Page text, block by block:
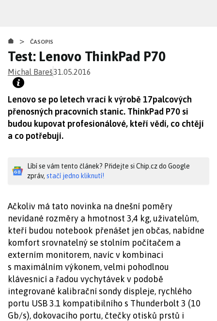
obsahu
> ČASOPIS
Test: Lenovo ThinkPad P70
Michal Bareš31.05.2016
Lenovo se po letech vrací k výrobě 17palcových
přenosných pracovních stanic. ThinkPad P70 si
budou kupovat profesionálové, kteří vědí, co chtějí
a co potřebují.
Líbí se vám tento článek? Přidejte si Chip.cz do Google
zpráv, stačí jedno kliknutí!
Ačkoliv má tato novinka na dnešní poměry
nevídané rozměry a hmotnost 3,4 kg, uživatelům,
kteří budou notebook přenášet jen občas, nabídne
komfort srovnatelný se stolním počítačem a
externím monitorem, navíc v kombinaci
s maximálním výkonem, velmi pohodlnou
klávesnicí a řadou vychytávek v podobě
integrované kalibrační sondy displeje, rychlého
portu USB 3.1 kompatibilního s Thunderbolt 3 (10
Gb/s), dokovacího portu, čtečky otisků prstů i